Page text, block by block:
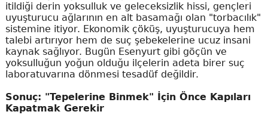
itildiği derin yoksulluk ve geleceksizlik hissi, gençleri
uyuşturucu ağlarının en alt basamağı olan "torbacılık"
sistemine itiyor. Ekonomik çöküş, uyuşturucuya hem
talebi artırıyor hem de suç şebekelerine ucuz insani
kaynak sağlıyor. Bugün Esenyurt gibi göçün ve
yoksulluğun yoğun olduğu ilçelerin adeta birer suç
laboratuvarına dönmesi tesadüf değildir.
Sonuç: "Tepelerine Binmek" İçin Önce Kapıları
Kapatmak Gerekir